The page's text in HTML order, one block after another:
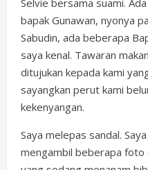
Selvie bersama suami.
bapak Gunawan, nyonya
Sabudin, ada beberapa
saya kenal. Tawaran
ditujukan kepada kami
sayangkan perut kami
kekenyangan.
Saya melepas sandal.
mengambil beberapa foto